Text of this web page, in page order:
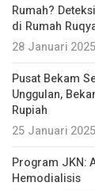
Rumah?
di Rumah
28 Januari
Pusat Bekam
Unggulan,
Rupiah
25 Januari
Program JKN:
Hemodialisis